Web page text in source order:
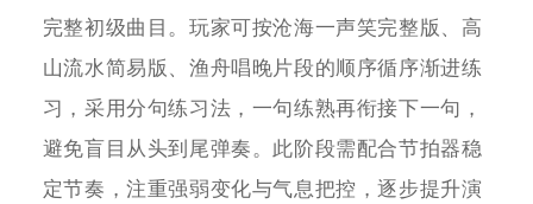
完整初级曲目。玩家可按沧海一声笑完整版、高
山流水简易版、渔舟唱晚片段的顺序循序渐进练
习，采用分句练习法，一句练熟再衔接下一句，
避免盲目从头到尾弹奏。此阶段需配合节拍器稳
定节奏，注重强弱变化与气息把控，逐步提升演